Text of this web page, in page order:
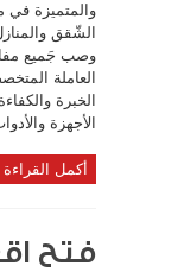
والمتميزة في
الشّقق
وصب جَميع
العاملة
الخبرة
الأجهزة
أكمل
فتح